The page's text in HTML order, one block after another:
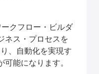
クフロー・ビルダ
ネス・プロセスを
、自動化を実現す
可能になります。